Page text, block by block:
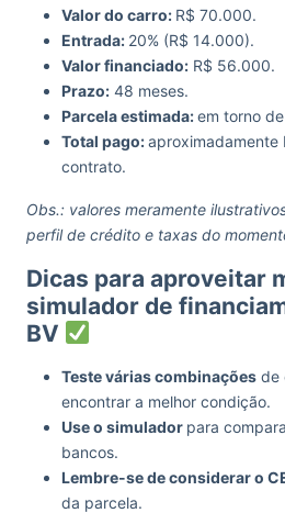
Valor do carro: R$ 70.000.
Entrada: 20% (R$ 14.000).
Valor financiado: R$ 56.000.
Prazo: 48 meses.
Parcela estimada:em torno
Total pago:aproximadamente
contrato.
Obs.: valores meramente
perfil de crédito e taxas do
Dicas para aproveitar
simulador de
BV
Teste várias combinações de
encontrar a melhor condição.
Use o simulador para
bancos.
Lembre-se de considerar o
da parcela.